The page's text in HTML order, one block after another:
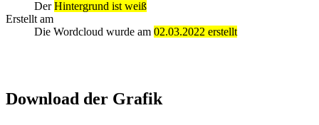
DerHintergrund ist weiß
Erstellt am
Die Wordcloud wurde am 02.03.2022 erstellt
Download der Grafik